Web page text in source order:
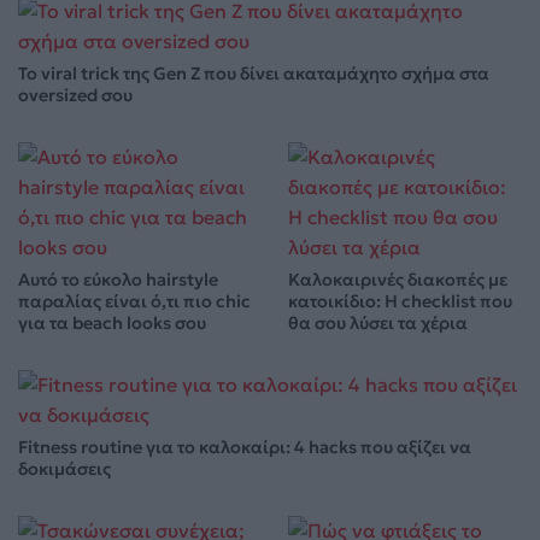
Το viral trick της Gen Z που δίνει ακαταμάχητο σχήμα στα
oversized σου
Αυτό το εύκολο hairstyle
παραλίας είναι ό,τι πιο chic
για τα beach looks σου
Καλοκαιρινές διακοπές με
κατοικίδιο: Η checklist που
θα σου λύσει τα χέρια
Fitness routine για το καλοκαίρι: 4 hacks που αξίζει να
δοκιμάσεις